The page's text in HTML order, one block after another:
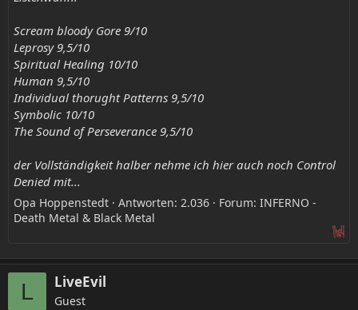
Scream bloody Gore 9/10
Leprosy 9,5/10
Spiritual Healing 10/10
Human 9,5/10
Individual thorught Patterns 9,5/10
Symbolic 10/10
The Sound of Perseverance 9,5/10
der Vollständigkeit halber nehme ich hier auch noch Control
Denied mit...
Opa Hoppenstedt Antworten: 2.036 Forum: INFERNO -
Death Metal & Black Metal
L LiveEvil
Guest